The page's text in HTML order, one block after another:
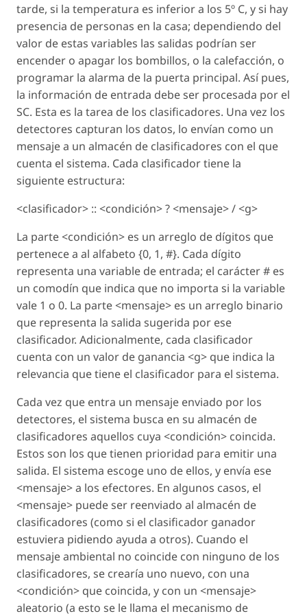
tarde, si la temperatura es inferior a los 5º C, y si hay
presencia de personas en la casa; dependiendo del
valor de estas variables las salidas podrían ser
encender o apagar los bombillos, o la calefacción, o
programar la alarma de la puerta principal. Así pues,
la información de entrada debe ser procesada por el
SC. Esta es la tarea de los clasificadores. Una vez los
detectores capturan los datos, lo envían como un
mensaje a un almacén de clasificadores con el que
cuenta el sistema. Cada clasificador tiene la
siguiente estructura:
<clasificador> :: <condición> ? <mensaje> / <g>
La parte <condición> es un arreglo de dígitos que
pertenece a al alfabeto {0, 1, #}. Cada dígito
representa una variable de entrada; el carácter # es
un comodín que indica que no importa si la variable
vale 1 o 0. La parte <mensaje> es un arreglo binario
que representa la salida sugerida por ese
clasificador. Adicionalmente, cada clasificador
cuenta con un valor de ganancia <g> que indica la
relevancia que tiene el clasificador para el sistema.
Cada vez que entra un mensaje enviado por los
detectores, el sistema busca en su almacén de
clasificadores aquellos cuya <condición> coincida.
Estos son los que tienen prioridad para emitir una
salida. El sistema escoge uno de ellos, y envía ese
<mensaje> a los efectores. En algunos casos, el
<mensaje> puede ser reenviado al almacén de
clasificadores (como si el clasificador ganador
estuviera pidiendo ayuda a otros). Cuando el
mensaje ambiental no coincide con ninguno de los
clasificadores, se crearía uno nuevo, con una
<condición> que coincida, y con un <mensaje>
aleatorio (a esto se le llama el mecanismo de